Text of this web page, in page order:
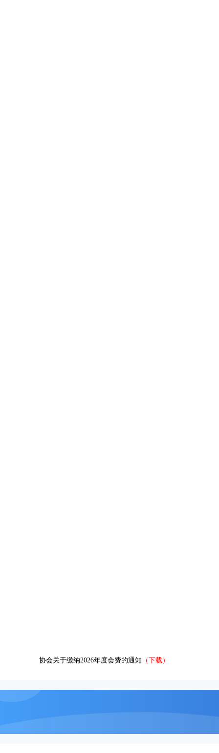
协会关于缴纳2026年度会费的通知 （下载）